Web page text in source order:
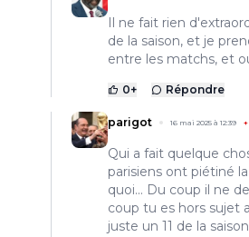
Il ne fait rien
de la saison, et je
entre les matchs, et
0+ Répondre
parigot 16 mai 2025 à 12:39 +
Qui a fait quelque
parisiens ont piétiné
quoi... Du coup il ne
coup tu es hors sujet
juste un 11 de la